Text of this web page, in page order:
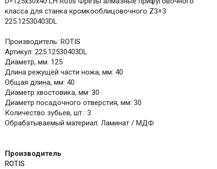
класса для станка кромкооблицовочного Z3+3
225.12530403DL
Производитель: ROTIS
Артикул: 225.12530403DL
Диаметр, мм: 125
Длина режущей части ножа, мм: 40
Общая длина, мм: 40
Диаметр хвостовика, мм: 30
Диаметр посадочного отверстия, мм: 30
Количество зубьев, шт.: 3
Обрабатываемый материал: Ламинат / МДФ
Производитель
ROTIS